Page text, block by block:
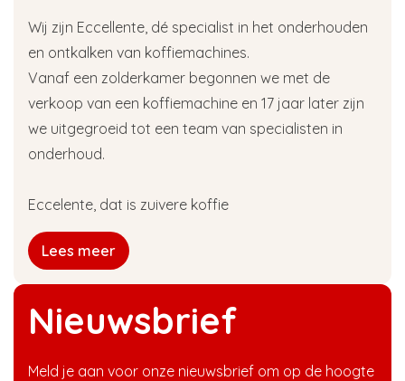
Nieuwsbrief
Meld je aan voor onze nieuwsbrief om op de hoogte
Wij zijn Eccellente, dé specialist in het onderhouden
en ontkalken van koffiemachines.
Vanaf een zolderkamer begonnen we met de
verkoop van een koffiemachine en 17 jaar later zijn
we uitgegroeid tot een team van specialisten in
onderhoud.
Eccelente, dat is zuivere koffie
Lees meer